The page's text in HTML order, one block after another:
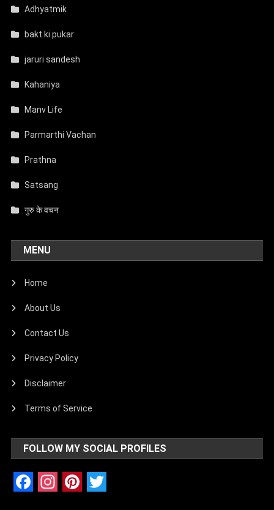
Adhyatmik
bakt ki pukar
jaruri sandesh
Kahaniya
Manv Life
Parmarthi Vachan
Prathna
Satsang
गुरु के वचन
MENU
Home
About Us
Contact Us
Privacy Policy
Disclaimer
Terms of Service
FOLLOW MY SOCIAL PROFILES